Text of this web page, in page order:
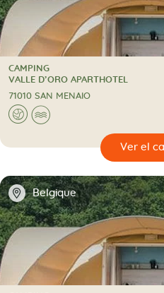
CAMPING
CAMPING
VALLE D’ORO APARTHOTEL
71010 SAN MENAIO
🌍🌊
🔍
📍 Belgique